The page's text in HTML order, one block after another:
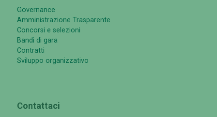
Governance
Amministrazione Trasparente
Concorsi e selezioni
Bandi di gara
Contratti
Sviluppo organizzativo
Contattaci